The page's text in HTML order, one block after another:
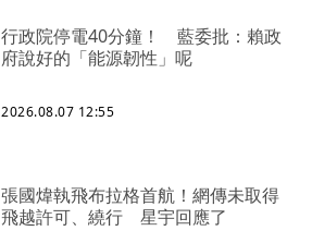
行政院停電40分鐘！ 藍委批：賴政
府說好的「能源韌性」呢
2026.08.07 12:55
張國煒執飛布拉格首航！網傳未取得
飛越許可、繞行 星宇回應了